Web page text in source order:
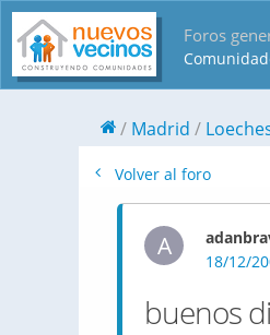
Foros
Madrid
Volver al foro
A
18/12/
buenos